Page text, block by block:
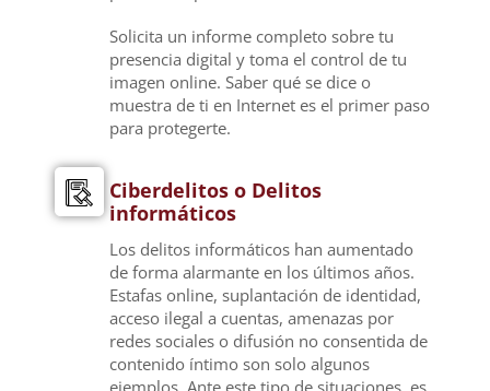
Solicita un informe completo sobre tu
presencia digital y toma el control de tu
imagen online. Saber qué se dice o
muestra de ti en Internet es el primer paso
para protegerte.
Ciberdelitos o Delitos
informáticos
Los delitos informáticos han aumentado
de forma alarmante en los últimos años.
Estafas online, suplantación de identidad,
acceso ilegal a cuentas, amenazas por
redes sociales o difusión no consentida de
contenido íntimo son solo algunos
ejemplos. Ante este tipo de situaciones, es